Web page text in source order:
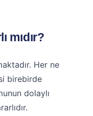
mıdır?
Her ne
birebirde
dolaylı